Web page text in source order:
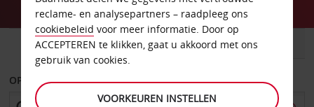
AUTO BESTELWAGEN
OPHALEN OP
reclame- en analysepartners – raadpleeg ons
cookiebeleid voor meer informatie. Door op
ACCEPTEREN te klikken, gaat u akkoord met ons
gebruik van cookies.
VOORKEUREN INSTELLEN